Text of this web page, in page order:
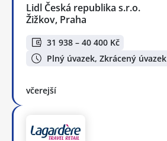
Lidl Česká republika s.r.o.
Žižkov, Praha
31 938 – 40 400 Kč
Plný úvazek, Zkrácený úvazek
včerejší